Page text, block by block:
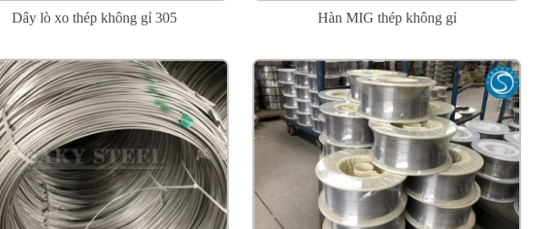
Dây lò xo thép không gỉ 305 Hàn MIG thép không gỉ